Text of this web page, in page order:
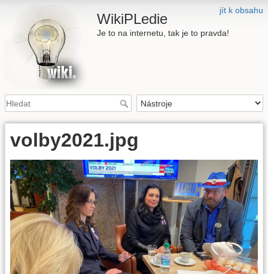
jít k obsahu
WikiPLedie
Je to na internetu, tak je to pravda!
volby2021.jpg